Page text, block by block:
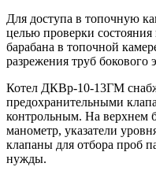
Для доступа в топочную
целью проверки
барабана в топочной
разрежения труб бокового
Котел ДКВр-10-13ГМ
предохранительными
контрольным. На верхнем
манометр, указатели
клапаны для отбора проб
нужды.